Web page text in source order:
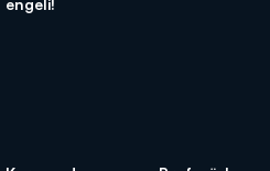
engeli!